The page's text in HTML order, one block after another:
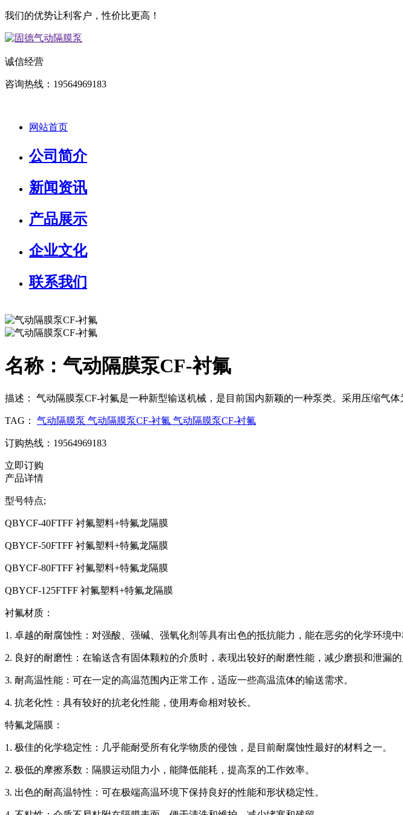
我们的优势让利客户，性价比更高！
诚信经营
咨询热线：19564969183
网站首页
公司简介
新闻资讯
产品展示
企业文化
联系我们
名称：气动隔膜泵CF-衬氟
描述： 气动隔膜泵CF-衬氟是一种新型输送机械，是目前国内新颖的一种泵类。采用压缩气
TAG： 气动隔膜泵 气动隔膜泵CF-衬氟 气动隔膜泵CF-衬氟
订购热线：19564969183
立即订购
产品详情
型号特点;
QBYCF-40FTFF 衬氟塑料+特氟龙隔膜
QBYCF-50FTFF 衬氟塑料+特氟龙隔膜
QBYCF-80FTFF 衬氟塑料+特氟龙隔膜
QBYCF-125FTFF 衬氟塑料+特氟龙隔膜
衬氟材质：
1. 卓越的耐腐蚀性：对强酸、强碱、强氧化剂等具有出色的抵抗能力，能在恶劣的化学环境中
2. 良好的耐磨性：在输送含有固体颗粒的介质时，表现出较好的耐磨性能，减少磨损和泄漏的
3. 耐高温性能：可在一定的高温范围内正常工作，适应一些高温流体的输送需求。
4. 抗老化性：具有较好的抗老化性能，使用寿命相对较长。
特氟龙隔膜：
1. 极佳的化学稳定性：几乎能耐受所有化学物质的侵蚀，是目前耐腐蚀性最好的材料之一。
2. 极低的摩擦系数：隔膜运动阻力小，能降低能耗，提高泵的工作效率。
3. 出色的耐高温特性：可在极端高温环境下保持良好的性能和形状稳定性。